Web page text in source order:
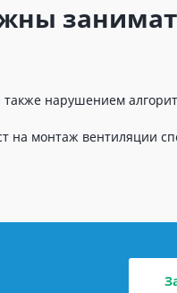
нарушением
на монтаж вентиляции